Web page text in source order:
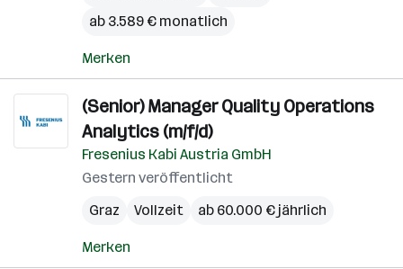
ab 3.589 € monatlich
Merken
(Senior) Manager Quality Operations
Analytics (m/f/d)
Fresenius Kabi Austria GmbH
Gestern veröffentlicht
Graz
Vollzeit ab 60.000 € jährlich
Merken